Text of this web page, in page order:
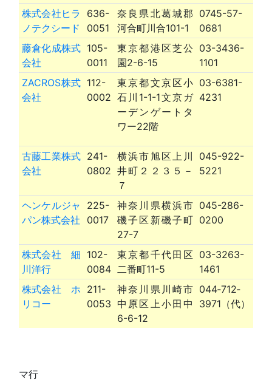
株式会社ヒラ
ノテクシード
636-
0051
奈良県北葛城郡
河合町川合101-1
0745-57-
0681
藤倉化成株式
会社
105-
0011
東京都港区芝公
園2-6-15
03-3436-
1101
ZACROS株式
会社
112-
0002
東京都文京区小
石川1-1-1文京ガ
ーデンゲートタ
ワー22階
03-6381-
4231
古藤工業株式
会社
241-
0802
横浜市旭区上川
井町２２３５－
７
045-922-
5221
ヘンケルジャ
パン株式会社
225-
0017
神奈川県横浜市
磯子区新磯子町
27-7
045-286-
0200
株式会社 細
川洋行
102-
0084
東京都千代田区
二番町11-5
03-3263-
1461
株式会社 ホ
リコー
211-
0053
神奈川県川崎市
中原区上小田中
6-6-12
044‐712‐
3971（代）
マ行